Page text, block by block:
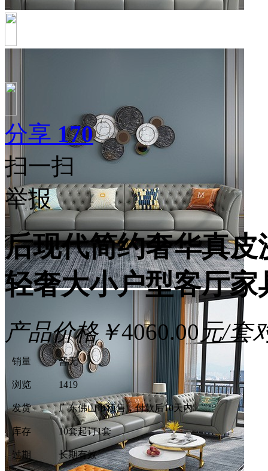
分享 170
扫一扫
举报
后现代简约奢华真
轻奢大小户型客厅家
产品价格￥4060.00元/套
销量 暂无
浏览 1419
发货 广东佛山市预售，付款后10天内
库存 10套起订1套
过期 长期有效